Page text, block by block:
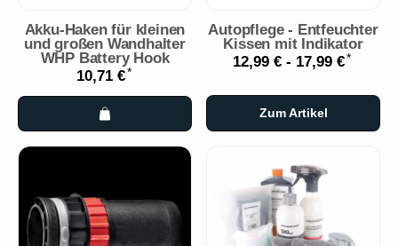
Akku-Haken für kleinen
und großen Wandhalter
WHP Battery Hook
10,71 €*
Autopflege - Entfeuchter
Kissen mit Indikator
12,99 € - 17,99 €*
Zum Artikel